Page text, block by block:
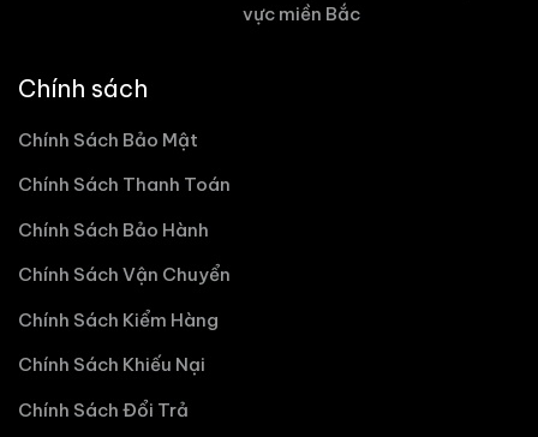
vực miền Bắc
Chính sách
Chính Sách Bảo Mật
Chính Sách Thanh Toán
Chính Sách Bảo Hành
Chính Sách Vận Chuyển
Chính Sách Kiểm Hàng
Chính Sách Khiếu Nại
Chính Sách Đổi Trả